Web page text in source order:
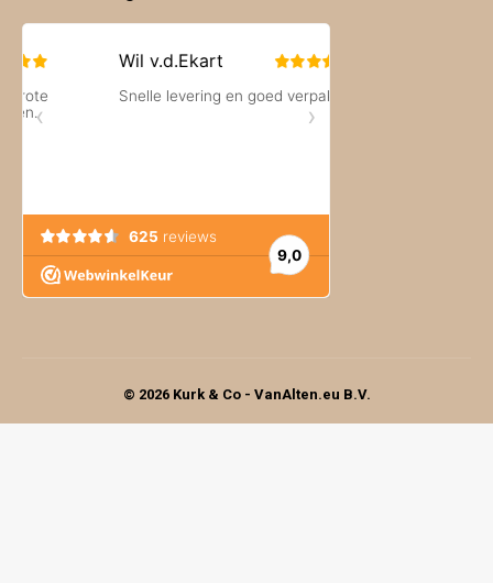
© 2026 Kurk & Co - VanAlten.eu B.V.